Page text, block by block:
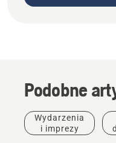
Podobne
Wydarzenia
i imprezy
Tereny
miejskie
Sprzęt do
do